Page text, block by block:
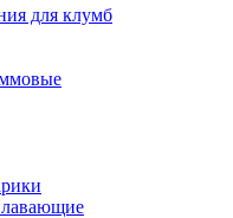
для клумб